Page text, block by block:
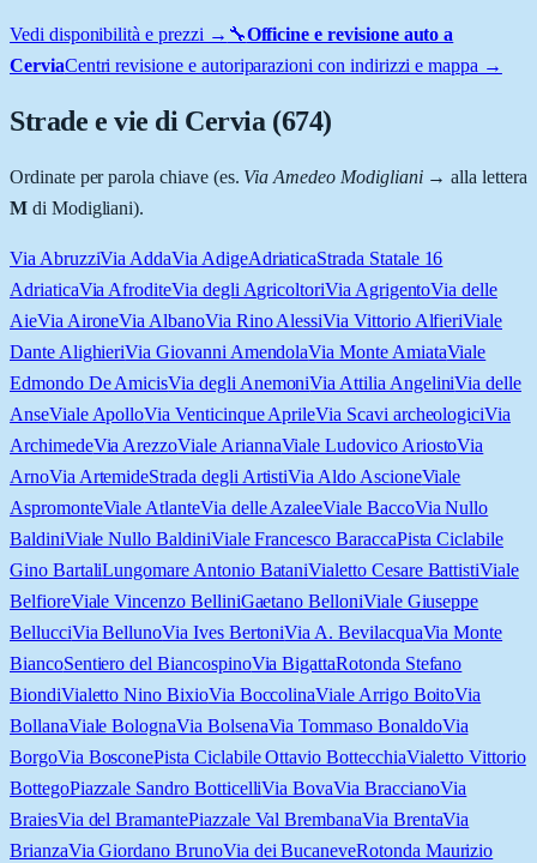
Vedi disponibilità e prezzi → 🔧Officine e revisione auto a
CerviaCentri revisione e autoriparazioni con indirizzi e mappa →
Strade e vie di Cervia (674)
Ordinate per parola chiave (es. Via Amedeo Modigliani→ alla lettera
Mdi Modigliani).
Via AbruzziVia AddaVia AdigeAdriaticaStrada Statale 16
AdriaticaVia AfroditeVia degli AgricoltoriVia AgrigentoVia delle
AieVia AironeVia AlbanoVia Rino AlessiVia Vittorio AlfieriViale
Dante AlighieriVia Giovanni AmendolaVia Monte AmiataViale
Edmondo De AmicisVia degli AnemoniVia Attilia AngeliniVia delle
AnseViale ApolloVia Venticinque AprileVia Scavi archeologiciVia
ArchimedeVia ArezzoViale AriannaViale Ludovico AriostoVia
ArnoVia ArtemideStrada degli ArtistiVia Aldo AscioneViale
AspromonteViale AtlanteVia delle AzaleeViale BaccoVia Nullo
BaldiniViale Nullo BaldiniViale Francesco BaraccaPista Ciclabile
Gino BartaliLungomare Antonio BataniVialetto Cesare BattistiViale
BelfioreViale Vincenzo BelliniGaetano BelloniViale Giuseppe
BellucciVia BellunoVia Ives BertoniVia A. BevilacquaVia Monte
BiancoSentiero del BiancospinoVia BigattaRotonda Stefano
BiondiVialetto Nino BixioVia BoccolinaViale Arrigo BoitoVia
BollanaViale BolognaVia BolsenaVia Tommaso BonaldoVia
BorgoVia BosconePista Ciclabile Ottavio BottecchiaVialetto Vittorio
BottegoPiazzale Sandro BotticelliVia BovaVia BraccianoVia
BraiesVia del BramantePiazzale Val BrembanaVia BrentaVia
BrianzaVia Giordano BrunoVia dei BucaneveRotonda Maurizio